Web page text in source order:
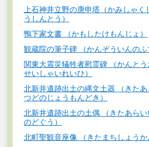
上石神井立野の庚申塔（かみしゃく
うしんとう）
鴨下家文書 （かもしたけもんじょ）
観蔵院の筆子碑 （かんぞういんのふ
関東大震災犠牲者慰霊碑 （かんと
せいしゃいれいひ）
北新井遺跡出土の縄文土器 （きた
つどのじょうもんどき）
北新井遺跡出土の土偶 （きたあら
のどぐう）
北町聖観音座像 （きたまちしょうか